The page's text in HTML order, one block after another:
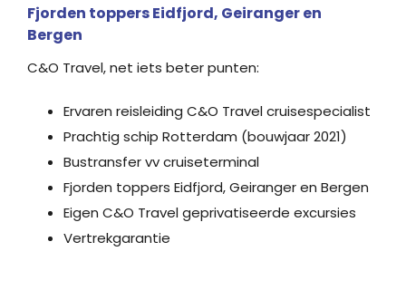
Fjorden toppers Eidfjord, Geiranger en
Bergen
C&O Travel, net iets beter punten:
Ervaren reisleiding C&O Travel cruisespecialist
Prachtig schip Rotterdam (bouwjaar 2021)
Bustransfer vv cruiseterminal
Fjorden toppers Eidfjord, Geiranger en Bergen
Eigen C&O Travel geprivatiseerde excursies
Vertrekgarantie